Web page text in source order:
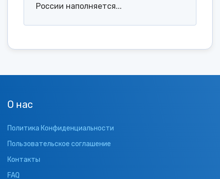
России наполняется...
О нас
Политика Конфиденциальности
Пользовательское соглашение
Контакты
FAQ